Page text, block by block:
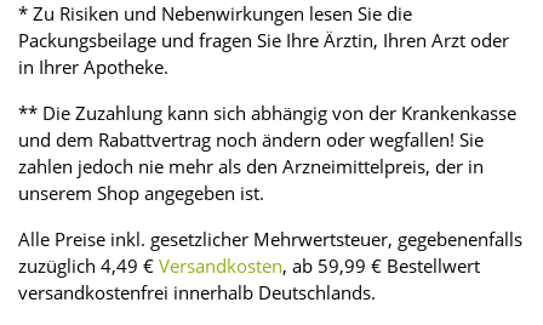
* Zu Risiken und Nebenwirkungen lesen Sie die
Packungsbeilage und fragen Sie Ihre Ärztin, Ihren Arzt oder
in Ihrer Apotheke.
** Die Zuzahlung kann sich abhängig von der Krankenkasse
und dem Rabattvertrag noch ändern oder wegfallen! Sie
zahlen jedoch nie mehr als den Arzneimittelpreis, der in
unserem Shop angegeben ist.
Alle Preise inkl. gesetzlicher Mehrwertsteuer, gegebenenfalls
zuzüglich 4,49 € Versandkosten, ab 59,99 € Bestellwert
versandkostenfrei innerhalb Deutschlands.